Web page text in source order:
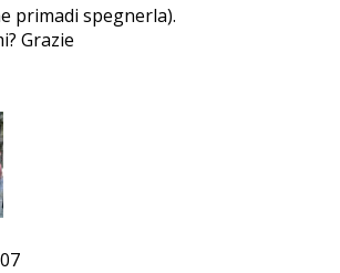
primadi spegnerla).
Grazie